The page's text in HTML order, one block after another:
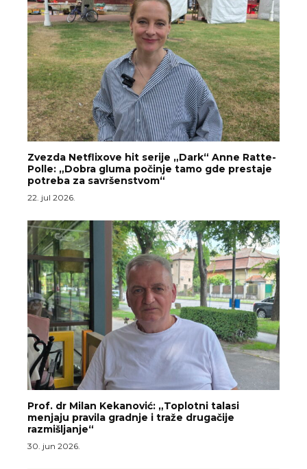
Zvezda Netflixove hit serije „Dark“ Anne Ratte-
Polle: „Dobra gluma počinje tamo gde prestaje
potreba za savršenstvom“
22. jul 2026.
Prof. dr Milan Kekanović: „Toplotni talasi
menjaju pravila gradnje i traže drugačije
razmišljanje“
30. jun 2026.